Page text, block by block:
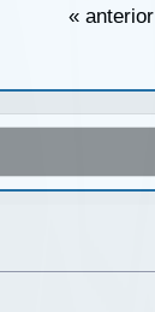
« anterior